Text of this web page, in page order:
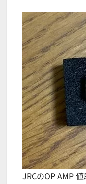
JRCのOP AMP